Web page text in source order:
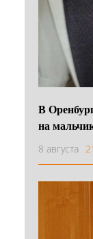
В
на
8 августа